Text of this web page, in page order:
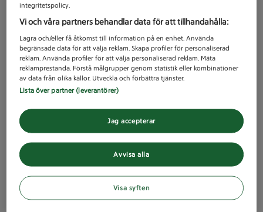
integritetspolicy.
Vi och våra partners behandlar data för att tillhandahålla:
Lagra och/eller få åtkomst till information på en enhet. Använda
begränsade data för att välja reklam. Skapa profiler för personaliserad
reklam. Använda profiler för att välja personaliserad reklam. Mäta
reklamprestanda. Förstå målgrupper genom statistik eller kombinationer
av data från olika källor. Utveckla och förbättra tjänster.
Lista över partner (leverantörer)
Avvisa alla
Jag accepterar
Visa syften